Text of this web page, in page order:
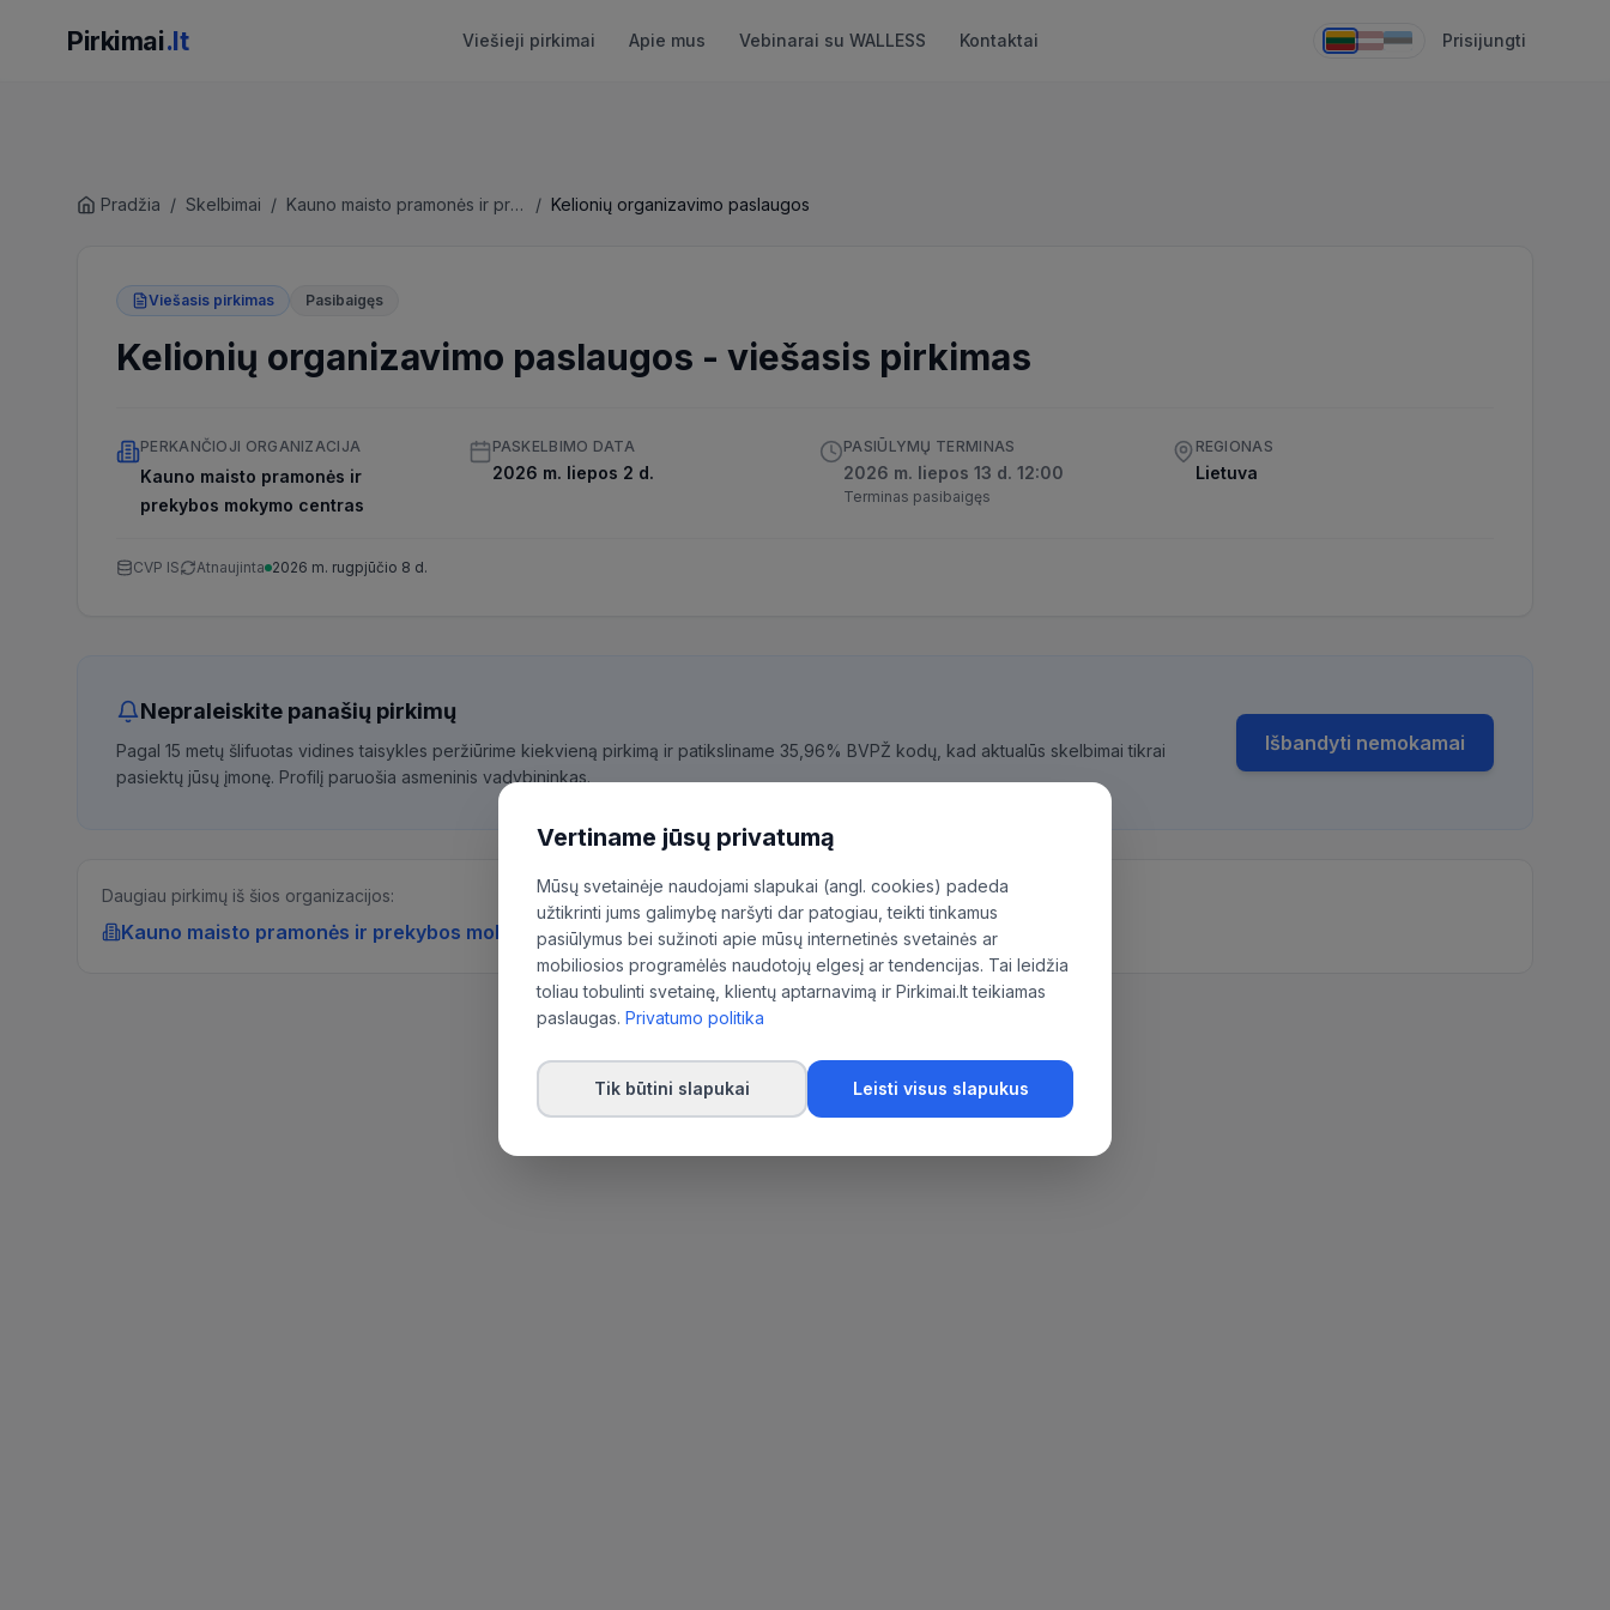
Pirkimai.lt Viešieji pirkimai Apie mus Vebinarai su WALLESS Kontaktai Prisijungti
Pradžia / Skelbimai / Kauno maisto pramonės ir prekybos mokymo centras / Kelionių organizavimo paslaugos
Viešasis pirkimas Pasibaigęs
Kelionių organizavimo paslaugos - viešasis pirkimas
PERKANČIOJI ORGANIZACIJA
Kauno maisto pramonės ir
prekybos mokymo centras
PASKELBIMO DATA
2026 m. liepos 2 d.
PASIŪLYMŲ TERMINAS
2026 m. liepos 13 d. 12:00
Terminas pasibaigęs
REGIONAS
Lietuva
CVP IS Atnaujinta 2026 m. rugpjūčio 8 d.
Nepraleiskite panašių pirkimų
Pagal 15 metų šlifuotas vidines taisykles peržiūrime kiekvieną pirkimą ir patiksliname 35,96% BVPŽ kodų, kad aktualūs skelbimai tikrai
pasiektų jūsų įmonę. Profilį paruošia asmeninis vadybininkas.
Išbandyti nemokamai
Daugiau pirkimų iš šios organizacijos:
Kauno maisto pramonės ir prekybos mokymo centras
Vertiname jūsų privatumą
Mūsų svetainėje naudojami slapukai (angl. cookies) padeda
užtikrinti jums galimybę naršyti dar patogiau, teikti tinkamus
pasiūlymus bei sužinoti apie mūsų internetinės svetainės ar
mobiliosios programėlės naudotojų elgesį ar tendencijas. Tai leidžia
toliau tobulinti svetainę, klientų aptarnavimą ir Pirkimai.lt teikiamas
paslaugas. Privatumo politika
Tik būtini slapukai Leisti visus slapukus